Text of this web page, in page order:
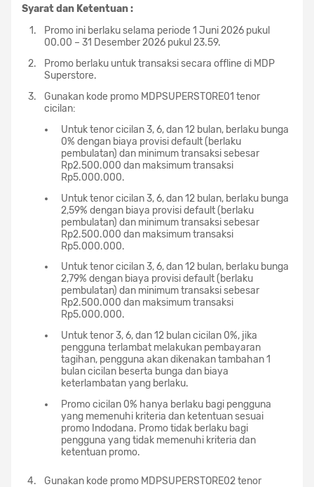
Syarat dan Ketentuan :
Promo ini berlaku selama periode 1 Juni 2026 pukul
00.00 – 31 Desember 2026 pukul 23.59.
Promo berlaku untuk transaksi secara offline di MDP
Superstore.
Gunakan kode promo MDPSUPERSTORE01 tenor
cicilan:
Untuk tenor cicilan 3, 6, dan 12 bulan, berlaku bunga
0% dengan biaya provisi default (berlaku
pembulatan) dan minimum transaksi sebesar
Rp2.500.000 dan maksimum transaksi
Rp5.000.000.
Untuk tenor cicilan 3, 6, dan 12 bulan, berlaku bunga
2,59% dengan biaya provisi default (berlaku
pembulatan) dan minimum transaksi sebesar
Rp2.500.000 dan maksimum transaksi
Rp5.000.000.
Untuk tenor cicilan 3, 6, dan 12 bulan, berlaku bunga
2,79% dengan biaya provisi default (berlaku
pembulatan) dan minimum transaksi sebesar
Rp2.500.000 dan maksimum transaksi
Rp5.000.000.
Untuk tenor 3, 6, dan 12 bulan cicilan 0%, jika
pengguna terlambat melakukan pembayaran
tagihan, pengguna akan dikenakan tambahan 1
bulan cicilan beserta bunga dan biaya
keterlambatan yang berlaku.
Promo cicilan 0% hanya berlaku bagi pengguna
yang memenuhi kriteria dan ketentuan sesuai
promo Indodana. Promo tidak berlaku bagi
pengguna yang tidak memenuhi kriteria dan
ketentuan promo.
Gunakan kode promo MDPSUPERSTORE02 tenor